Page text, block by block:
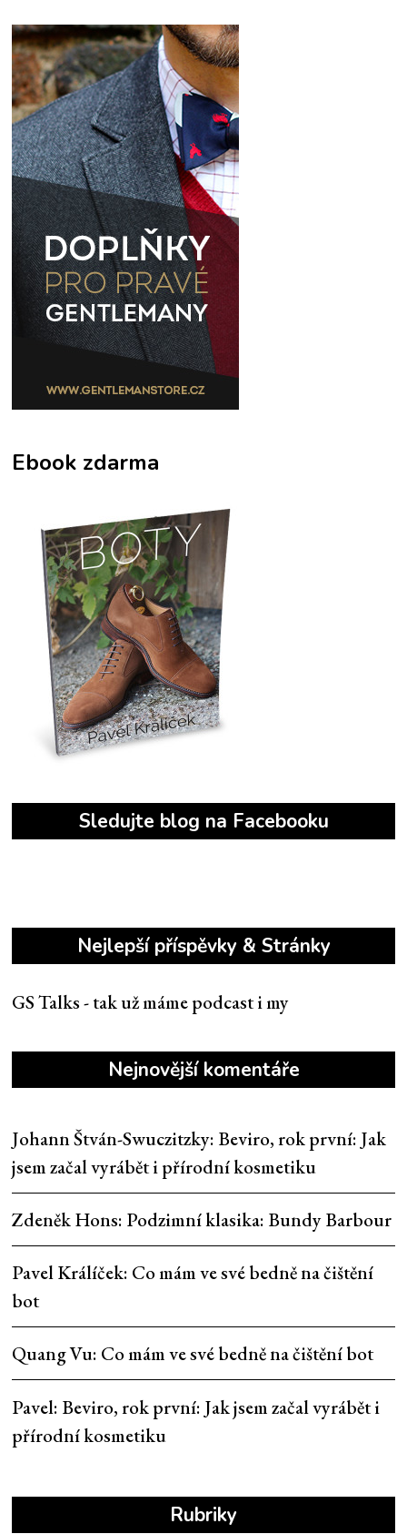
Ebook zdarma
Sledujte blog na Facebooku
Nejlepší příspěvky & Stránky
GS Talks - tak už máme podcast i my
Nejnovější komentáře
Johann Štván-Swuczitzky: Beviro, rok první: Jak
jsem začal vyrábět i přírodní kosmetiku
Zdeněk Hons: Podzimní klasika: Bundy Barbour
Pavel Králíček: Co mám ve své bedně na čištění
bot
Quang Vu: Co mám ve své bedně na čištění bot
Pavel: Beviro, rok první: Jak jsem začal vyrábět i
přírodní kosmetiku
Rubriky